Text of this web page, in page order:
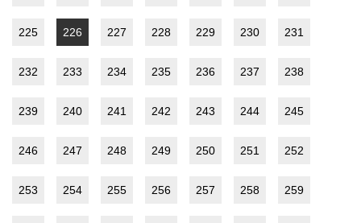
225 226 227 228 229 230 231
232 233 234 235 236 237 238
239 240 241 242 243 244 245
246 247 248 249 250 251 252
253 254 255 256 257 258 259